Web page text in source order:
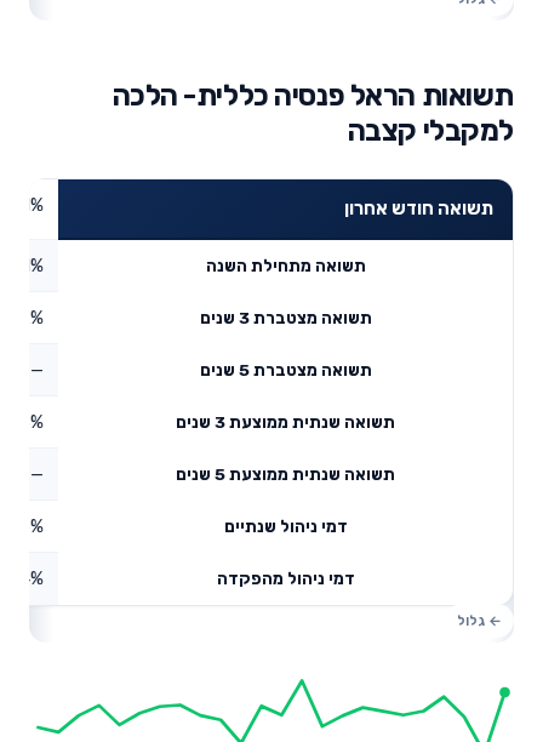
תשואות הראל פנסיה כללית- הלכה
למקבלי קצבה
תשואה חודש אחרון
תשואה מתחילת השנה
תשואה מצטברת 3 שנים
תשואה מצטברת 5 שנים —
תשואה שנתית ממוצעת 3 שנים
תשואה שנתית ממוצעת 5 שנים —
דמי ניהול שנתיים 0.15%
דמי ניהול מהפקדה 1.14%